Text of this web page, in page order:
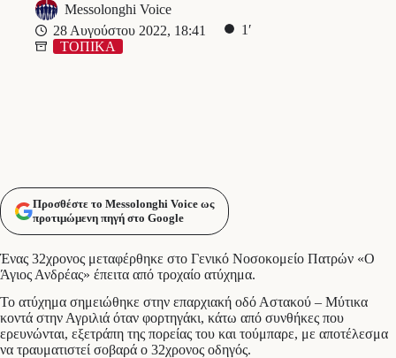
Messolonghi Voice
28 Αυγούστου 2022, 18:41
1′
ΤΟΠΙΚΑ
Προσθέστε το Messolonghi Voice ως
προτιμώμενη πηγή στο Google
Ένας 32χρονος μεταφέρθηκε στο Γενικό Νοσοκομείο Πατρών «Ο
Άγιος Ανδρέας» έπειτα από τροχαίο ατύχημα.
Το ατύχημα σημειώθηκε στην επαρχιακή οδό Αστακού – Μύτικα
κοντά στην Αγριλιά όταν φορτηγάκι, κάτω από συνθήκες που
ερευνώνται, εξετράπη της πορείας του και τούμπαρε, με αποτέλεσμα
να τραυματιστεί σοβαρά ο 32χρονος οδηγός.